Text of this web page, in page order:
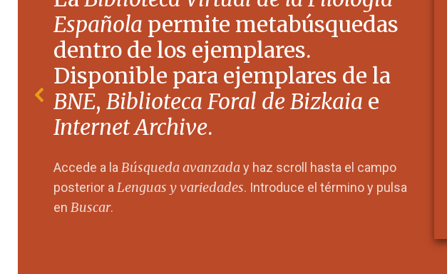
Española permite metabúsquedas
dentro de los ejemplares.
Disponible para ejemplares de la
BNE, Biblioteca Foral de Bizkaia e
Internet Archive.
Accede a laBúsqueda avanzaday haz scroll hasta el campo
posterior aLenguas y variedades. Introduce el término y pulsa
en Buscar.